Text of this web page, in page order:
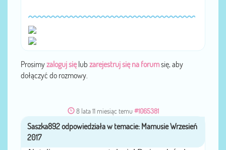
Prosimyzaloguj sięlub zarejestruj się na forumsię, aby
dołączyć do rozmowy.
8 lata 11 miesiąc temu #1065381
przezSaszka892